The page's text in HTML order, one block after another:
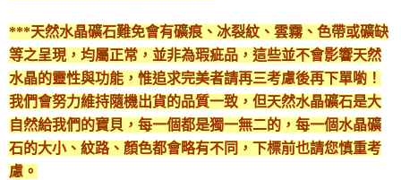
***天然水晶礦石難免會有礦痕、冰裂紋、雲霧、色帶或礦缺
等之呈現，均屬正常，並非為瑕疵品，這些並不會影響天然
水晶的靈性與功能，惟追求完美者請再三考慮後再下單喲！
我們會努力維持隨機出貨的品質一致，但天然水晶礦石是大
自然給我們的寶貝，每一個都是獨一無二的，每一個水晶礦
石的大小、紋路、顏色都會略有不同，下標前也請您慎重考
慮。